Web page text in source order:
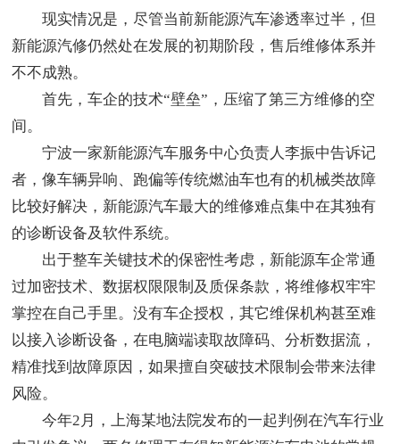
现实情况是，尽管当前新能源汽车渗透率过半，但
新能源汽修仍然处在发展的初期阶段，售后维修体系并
不不成熟。
首先，车企的技术“壁垒”，压缩了第三方维修的空
间。
宁波一家新能源汽车服务中心负责人李振中告诉记
者，像车辆异响、跑偏等传统燃油车也有的机械类故障
比较好解决，新能源汽车最大的维修难点集中在其独有
的诊断设备及软件系统。
出于整车关键技术的保密性考虑，新能源车企常通
过加密技术、数据权限限制及质保条款，将维修权牢牢
掌控在自己手里。没有车企授权，其它维保机构甚至难
以接入诊断设备，在电脑端读取故障码、分析数据流，
精准找到故障原因，如果擅自突破技术限制会带来法律
风险。
今年2月，上海某地法院发布的一起判例在汽车行业